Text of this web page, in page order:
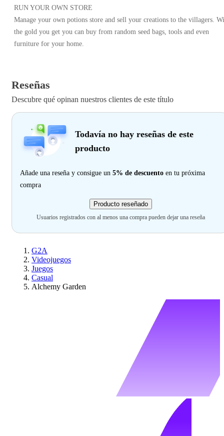
RUN YOUR OWN STORE
Manage your own potions store and sell your creations to the villagers.
the gold you get you can buy from random seed bags, tools and even
furniture for your home.
Reseñas
Descubre qué opinan nuestros clientes de este título
Todavía no hay reseñas de este
producto
Añade una reseña y consigue un 5% de descuento en tu próxima
compra
Producto reseñado
Usuarios registrados con al menos una compra pueden dejar una reseña
G2A
Videojuegos
Juegos
Casual
Alchemy Garden